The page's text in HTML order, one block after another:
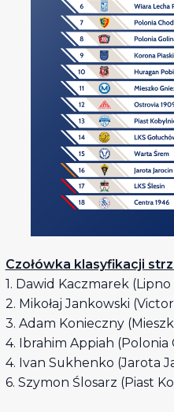
Czołówka klasyfikacji
1. Dawid Kaczmarek
2. Mikołaj Jankowski
3. Adam Konieczny
4. Ibrahim Appiah (Polonia
4. Ivan Sukhenko (Jarota
6. Szymon Ślosarz (Piast